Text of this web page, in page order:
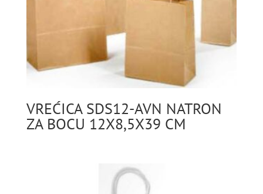
VREĆICA SDS12-AVN NATRON
ZA BOCU 12X8,5X39 CM